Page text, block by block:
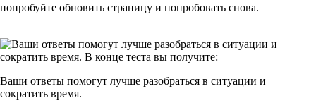
попробуйте обновить страницу и попробовать снова.
Ваши ответы помогут лучше разобраться в ситуации и
сократить время.